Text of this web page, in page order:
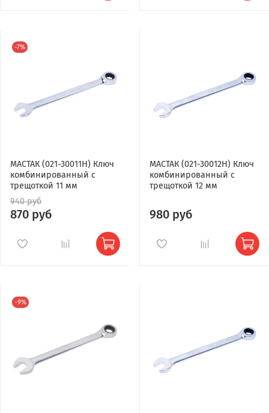
-7%
МАСТАК (021-30011H) Ключ
комбинированный с
трещоткой 11 мм
940 руб
870 руб
МАСТАК (021-30012H) Ключ
комбинированный с
трещоткой 12 мм
980 руб
-9%